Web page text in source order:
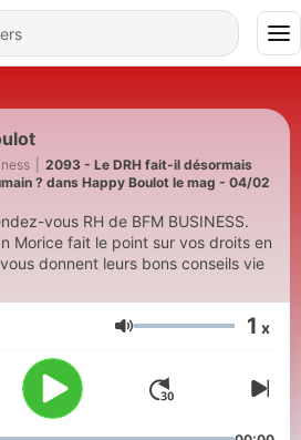
2093 - Le DRH fait-il désormais
? dans Happy Boulot le mag - 04/02
vous RH de BFM BUSINESS.
Morice fait le point sur vos droits en
donnent leurs bons conseils vie
Volume 1 x